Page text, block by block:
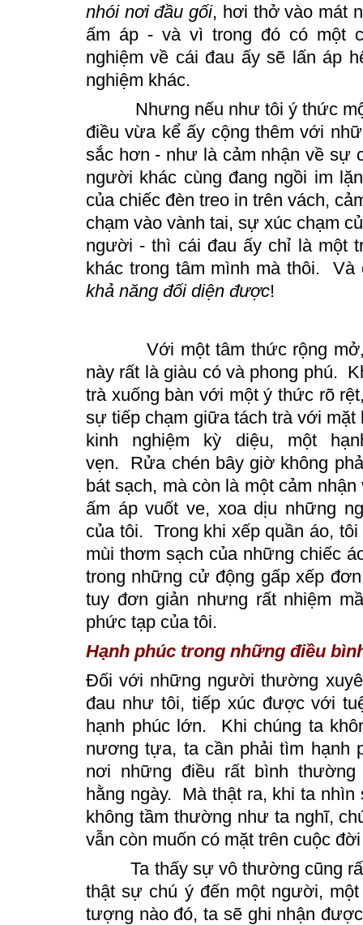
nhói nơi đầu gối, hơi thở vào mát
ấm áp - và vì trong đó có một
nghiệm về cái đau ấy sẽ lấn áp
nghiệm khác.
Nhưng nếu như tôi ý thức
điều vừa kể ấy cộng thêm với
sắc hơn - như là cảm nhận về sự
người khác cùng đang ngồi im
của chiếc đèn treo in trên vách,
chạm vào vành tai, sự xúc chạm
người - thì cái đau ấy chỉ là một
khác trong tâm mình mà thôi.
khả năng đối diện được!
Với một tâm thức rộng
này rất là giàu có và phong phú.
trà xuống bàn với một ý thức rõ
sự tiếp chạm giữa tách trà với mặt
kinh nghiệm kỳ diệu, một
vẹn. Rửa chén bây giờ không
bát sạch, mà còn là một cảm
ấm áp vuốt ve, xoa dịu những
của tôi. Trong khi xếp quần áo,
mùi thơm sạch của những chiếc
trong những cử động gấp xếp
tuy đơn giản nhưng rất nhiệm
phức tạp của tôi.
Hạnh phúc trong những điều
Đối với những người thường
đau như tôi, tiếp xúc được với
hạnh phúc lớn. Khi chúng ta
nương tựa, ta cần phải tìm hạnh
nơi những điều rất bình thường
hằng ngày. Mà thật ra, khi ta nhìn
không tầm thường như ta nghĩ,
vẫn còn muốn có mặt trên cuộc
Ta thấy sự vô thường cũng rất
thật sự chú ý đến một người,
tượng nào đó, ta sẽ ghi nhận